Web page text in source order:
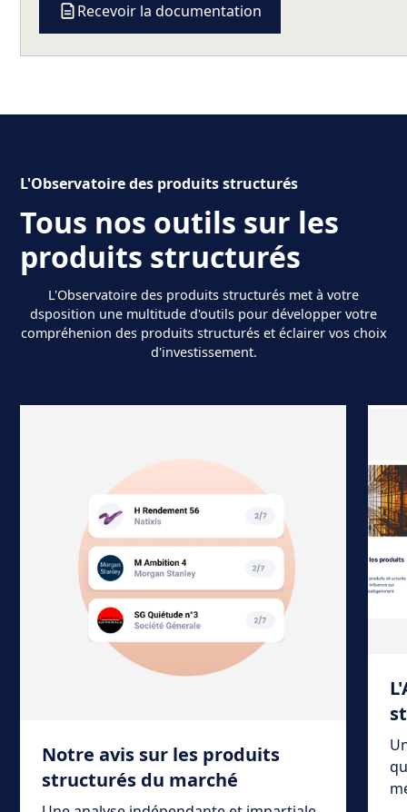
Recevoir la documentation
L'Observatoire des produits structurés
Tous nos outils sur les
produits structurés
L'Observatoire des produits structurés met à votre
dsposition une multitude d'outils pour développer votre
compréhenion des produits structurés et éclairer vos choix
d'investissement.
Notre avis sur les produits
structurés du marché